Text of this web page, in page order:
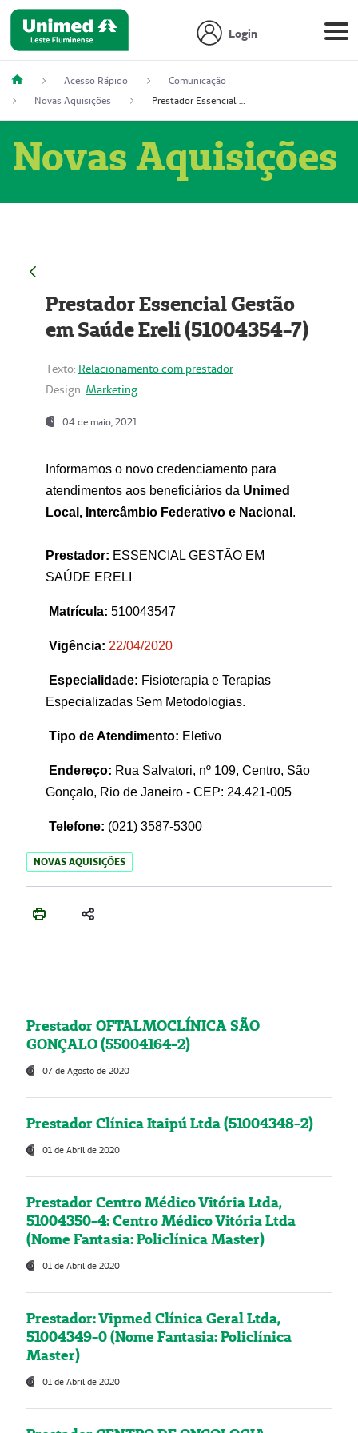
Login
Acesso Rápido
Comunicação
Novas Aquisições
Prestador Essencial Gestão em Saúde Ereli (51004354-7)
Novas Aquisições
Prestador Essencial Gestão
em Saúde Ereli (51004354-7)
Texto: Relacionamento com prestador
Design: Marketing
04 de maio, 2021
Informamos o novo credenciamento para
atendimentos aos beneficiários da Unimed
Local, Intercâmbio Federativo e Nacional .
Prestador: ESSENCIAL GESTÃO EM
SAÚDE ERELI
Matrícula: 510043547
Vigência: 22/04/2020
Especialidade: Fisioterapia e Terapias
Especializadas Sem Metodologias.
Tipo de Atendimento: Eletivo
Endereço: Rua Salvatori, nº 109, Centro, São
Gonçalo, Rio de Janeiro - CEP: 24.421-005
Telefone: (021) 3587-5300
NOVAS AQUISIÇÕES
Prestador OFTALMOCLÍNICA SÃO
GONÇALO (55004164-2)
07 de Agosto de 2020
Prestador Clínica Itaipú Ltda (51004348-2)
01 de Abril de 2020
Prestador Centro Médico Vitória Ltda,
51004350-4: Centro Médico Vitória Ltda
(Nome Fantasia: Policlínica Master)
01 de Abril de 2020
Prestador: Vipmed Clínica Geral Ltda,
51004349-0 (Nome Fantasia: Policlínica
Master)
01 de Abril de 2020